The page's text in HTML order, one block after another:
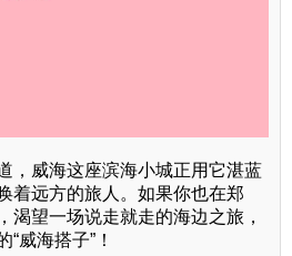
，威海这座滨海小城正用它湛蓝
着远方的旅人。如果你也在郑
渴望一场说走就走的海边之旅，
威海搭子”！